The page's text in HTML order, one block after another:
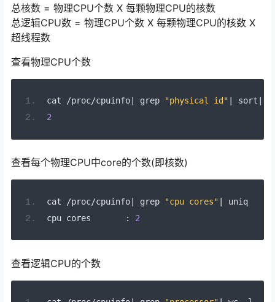
总核数 = 物理CPU个数 X 每颗物理CPU的核数
总逻辑CPU数 = 物理CPU个数 X 每颗物理CPU的核数 X
超线程数
查看物理CPU个数
cat /proc/cpuinfo| grep "physical id" sort
2
查看每个物理CPU中core的个数(即核数)
cat /proc/cpuinfo| grep "cpu cores" |
uniq
cpu cores
: 2
查看逻辑CPU的个数